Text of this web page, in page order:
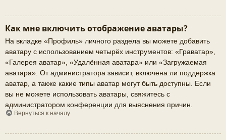
Как мне включить отображение аватары?
На вкладке «Профиль» личного раздела вы можете добавить
аватару с использованием четырёх инструментов: «Граватар»,
«Галерея аватар», «Удалённая аватара» или «Загружаемая
аватара». От администратора зависит, включена ли поддержка
аватар, а также какие типы аватар могут быть доступны. Если
вы не можете использовать аватары, свяжитесь с
администратором конференции для выяснения причин.
Вернуться к началу